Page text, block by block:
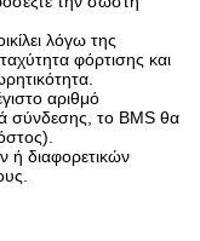
λόγω της
φόρτισης και
αριθμό
σύνδεσης, το BMS θα
ή διαφορετικών